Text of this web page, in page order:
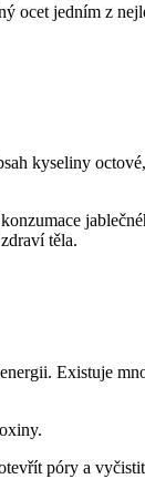
jedním z
kyseliny
těla.
Existuje
póry a